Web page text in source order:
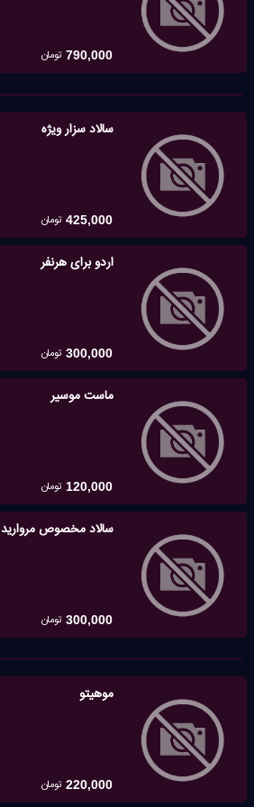
790,000 تومان
سالاد سزار ویژه
425,000 تومان
اردو برای هرنفر
300,000 تومان
ماست موسیر
120,000 تومان
سالاد مخصوص مروارید
300,000 تومان
موهیتو
220,000 تومان